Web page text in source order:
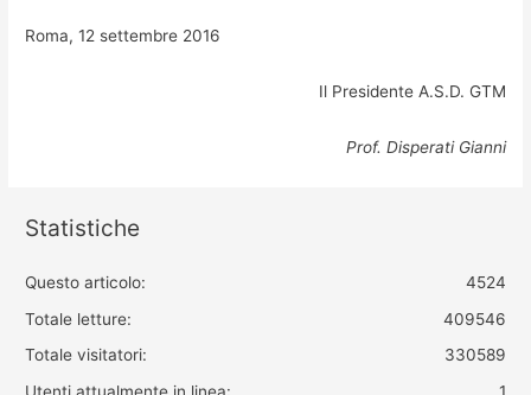
Roma, 12 settembre 2016
Il Presidente A.S.D. GTM
Prof. Disperati Gianni
Statistiche
4524
Questo articolo:
409546
Totale letture:
330589
Totale visitatori:
1
Utenti attualmente in linea: